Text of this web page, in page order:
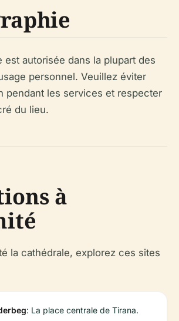
est autorisée dans la plupart des
personnel. Veuillez éviter
pendant les services et respecter
du lieu.
à
la cathédrale, explorez ces sites
: La place centrale de Tirana.